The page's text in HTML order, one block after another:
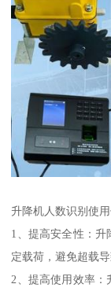
升降机人数识别使用
1、提高安全性：
定载荷，避免超载
2、提高使用效率：